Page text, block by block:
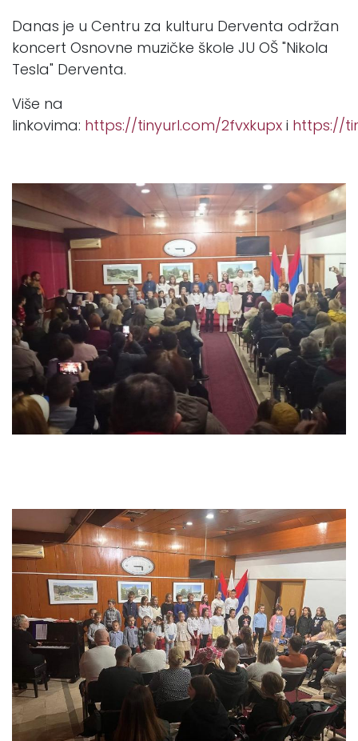
Danas je u Centru za kulturu Derventa održan
koncert Osnovne muzičke škole JU OŠ "Nikola
Tesla" Derventa.
Više na
linkovima: https://tinyurl.com/2fvxkupx i https://